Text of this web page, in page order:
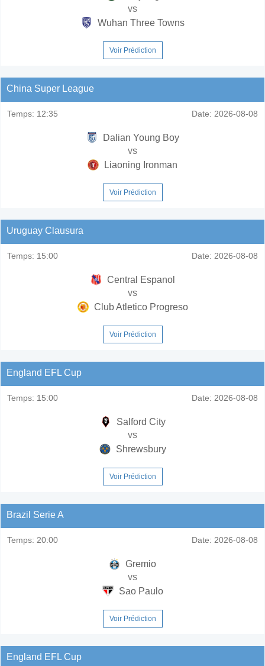
vs
Wuhan Three Towns
Voir Prédiction
China Super League
Temps: 12:35 Date: 2026-08-08
Dalian Young Boy
vs
Liaoning Ironman
Voir Prédiction
Uruguay Clausura
Temps: 15:00 Date: 2026-08-08
Central Espanol
vs
Club Atletico Progreso
Voir Prédiction
England EFL Cup
Temps: 15:00 Date: 2026-08-08
Salford City
vs
Shrewsbury
Voir Prédiction
Brazil Serie A
Temps: 20:00 Date: 2026-08-08
Gremio
vs
Sao Paulo
Voir Prédiction
England EFL Cup